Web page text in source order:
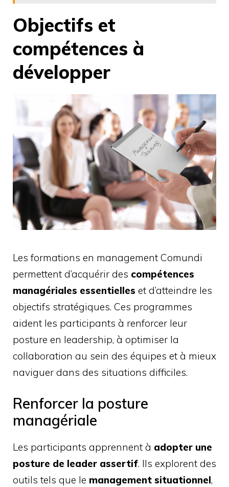
Objectifs et
compétences à
développer
Les formations en management Comundi
permettent d’acquérir des compétences
managériales essentielles et d’atteindre les
objectifs stratégiques. Ces programmes
aident les participants à renforcer leur
posture en leadership, à optimiser la
collaboration au sein des équipes et à mieux
naviguer dans des situations difficiles.
Renforcer la posture
managériale
Les participants apprennent à adopter une
posture de leader assertif. Ils explorent des
outils tels que le management situationnel,